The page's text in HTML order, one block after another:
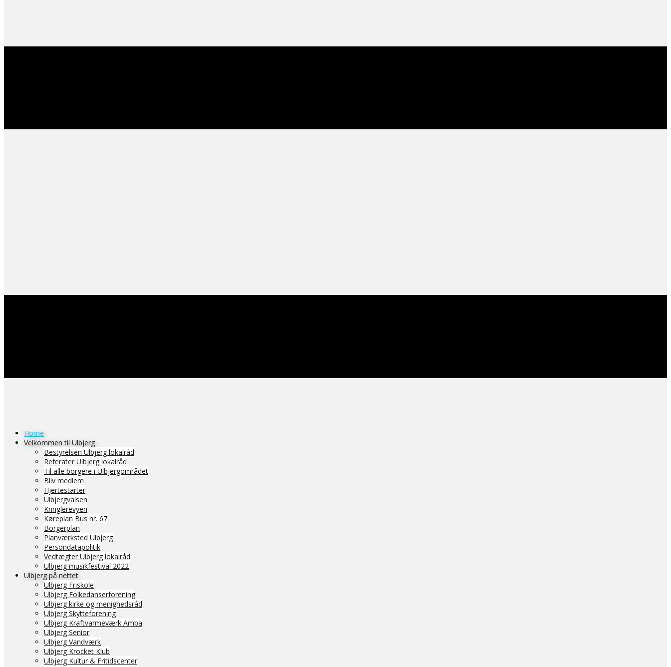
Home
Velkommen til Ulbjerg
Bestyrelsen Ulbjerg lokalråd
Referater Ulbjerg lokalråd
Til alle borgere i Ulbjergområdet
Bliv medlem
Hjertestarter
Ulbjergvalsen
Kringlerevyen
Køreplan Bus nr. 67
Borgerplan
Planværksted Ulbjerg
Persondatapolitik
Vedtægter Ulbjerg lokalråd
Ulbjerg musikfestival 2022
Ulbjerg på nettet
Ulbjerg Friskole
Ulbjerg Folkedanserforening
Ulbjerg kirke og menighedsråd
Ulbjerg Skytteforening
Ulbjerg Kraftvarmeværk Amba
Ulbjerg Senior
Ulbjerg Vandværk
Ulbjerg Krocket Klub
Ulbjerg Kultur & Fritidscenter